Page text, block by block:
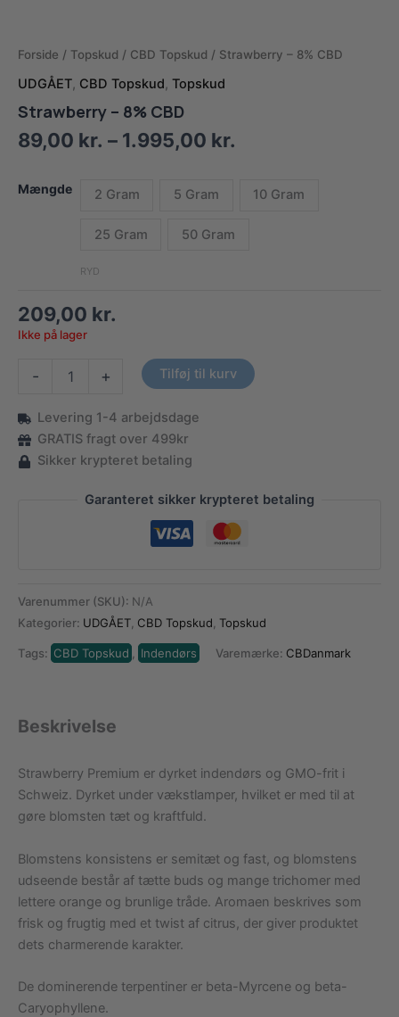
Forside / Topskud / CBD Topskud / Strawberry – 8% CBD
UDGÅET CBD Topskud Topskud
Strawberry – 8% CBD
89,00 kr. – 1.995,00 kr.
1.995,00 kr.
Mængde 2 Gram 5 Gram 10 Gram
25 Gram 50 Gram
RYD
209,00 kr.
Ikke på lager
-
CBD
antal
+ Tilføj til kurv
Levering 1-4 arbejdsdage
GRATIS fragt over 499kr
Sikker krypteret betaling
Garanteret sikker krypteret betaling
Varenummer (SKU): N/A
Kategorier: UDGÅET CBD Topskud Topskud
Tags: CBD Topskud Indendørs Varemærke: CBDanmark
Beskrivelse
Strawberry Premium er dyrket indendørs og GMO-frit i
Schweiz. Dyrket under vækstlamper, hvilket er med til at
gøre blomsten tæt og kraftfuld.
Blomstens konsistens er semitæt og fast, og blomstens
udseende består af tætte buds og mange trichomer med
lettere orange og brunlige tråde. Aromaen beskrives som
frisk og frugtig med et twist af citrus, der giver produktet
dets charmerende karakter.
De dominerende terpentiner er beta-Myrcene og beta-
Caryophyllene.